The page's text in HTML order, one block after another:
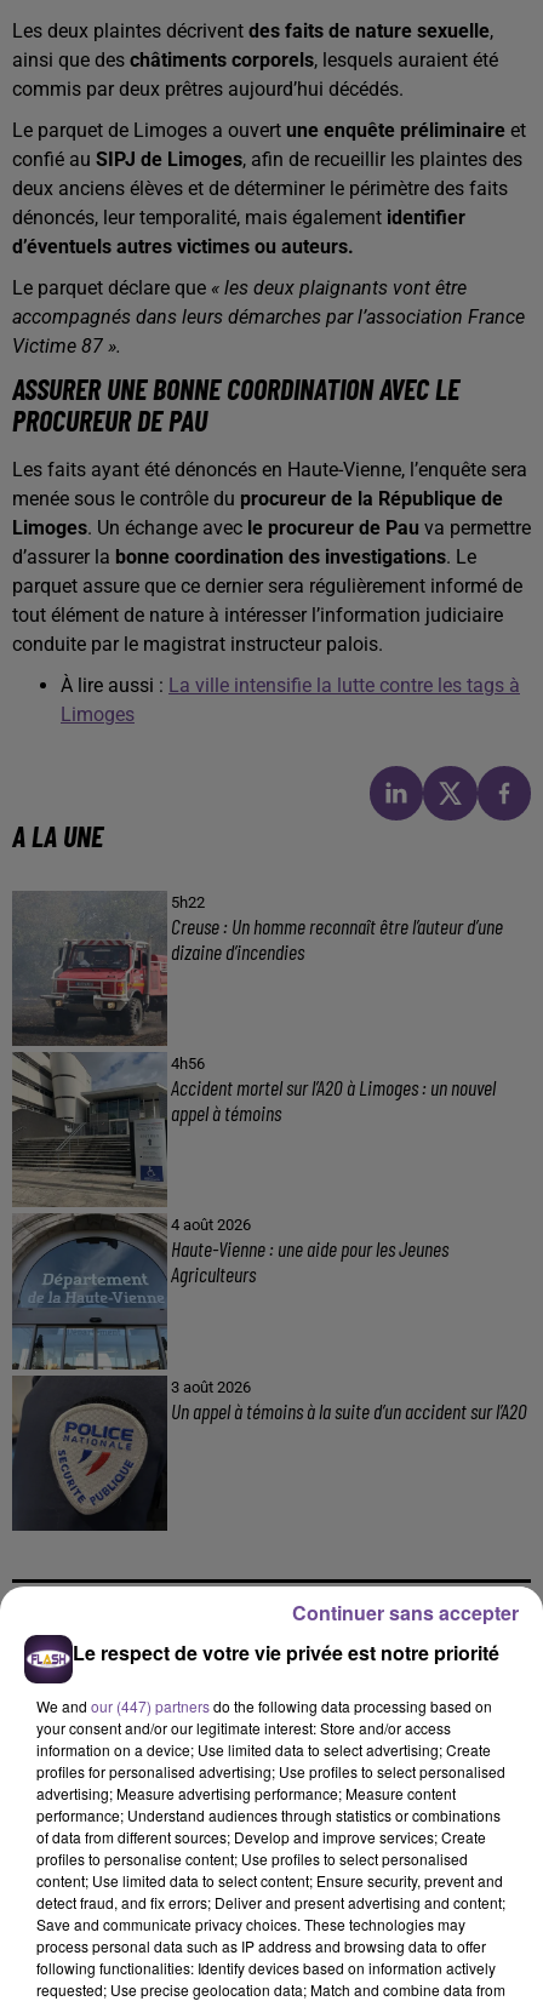
Les deux plaintes décrivent des faits de nature sexuelle,
ainsi que des châtiments corporels, lesquels auraient été
commis par deux prêtres aujourd’hui décédés.
Le parquet de Limoges a ouvert une enquête préliminaire et
confié au SIPJ de Limoges, afin de recueillir les plaintes des
deux anciens élèves et de déterminer le périmètre des faits
dénoncés, leur temporalité, mais également identifier
d’éventuels autres victimes ou auteurs.
Le parquet déclare que « les deux plaignants vont être
accompagnés dans leurs démarches par l’association France
Victime 87 ».
ASSURER UNE BONNE COORDINATION AVEC LE
PROCUREUR DE PAU
Les faits ayant été dénoncés en Haute-Vienne, l’enquête sera
menée sous le contrôle du procureur de la République de
Limoges. Un échange avec le procureur de Pau va permettre
d’assurer la bonne coordination des investigations. Le
parquet assure que ce dernier sera régulièrement informé de
tout élément de nature à intéresser l’information judiciaire
conduite par le magistrat instructeur palois.
À lire aussi : La ville intensifie la lutte contre les tags à
Limoges
A LA UNE
5h22
Creuse : Un homme reconnaît être l’auteur d’une
dizaine d’incendies
4h56
Accident mortel sur l’A20 à Limoges : un nouvel
appel à témoins
4 août 2026
Haute-Vienne : une aide pour les Jeunes
Agriculteurs
3 août 2026
Un appel à témoins à la suite d’un accident sur l’A20
DERNIERS TITRES
14h54
14h54
SLIMANE
Mon Amour
14h51
14h51
ALEX WARREN
Fever Dream
14h44
14h44
DISIZ, THEODORA
Melodrama
14h41
14h41 14h38
14h38 14h30
14h30
Le respect de votre vie privée est notre priorité
We and our (447) partnersdo the following data processing based on
your consent and/or our legitimate interest: Store and/or access
information on a device; Use limited data to select advertising; Create
profiles for personalised advertising; Use profiles to select personalised
advertising; Measure advertising performance; Measure content
performance; Understand audiences through statistics or combinations
of data from different sources; Develop and improve services; Create
profiles to personalise content; Use profiles to select personalised
content; Use limited data to select content; Ensure security, prevent and
detect fraud, and fix errors; Deliver and present advertising and content;
Save and communicate privacy choices. These technologies may
process personal data such as IP address and browsing data to offer
following functionalities: Identify devices based on information actively
requested; Use precise geolocation data; Match and combine data from
Continuer sans accepter